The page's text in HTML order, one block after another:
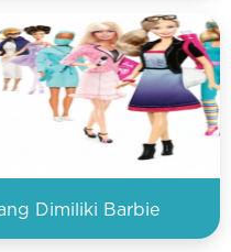
Dimiliki Barbie